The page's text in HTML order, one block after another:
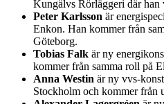
Kungälvs Rörläggeri där han
Peter Karlsson är
Enkon. Han kommer från
Göteborg.
Tobias Falk är ny
kommer från samma roll på
Anna Westin är ny vvs-
Stockholm och kommer från